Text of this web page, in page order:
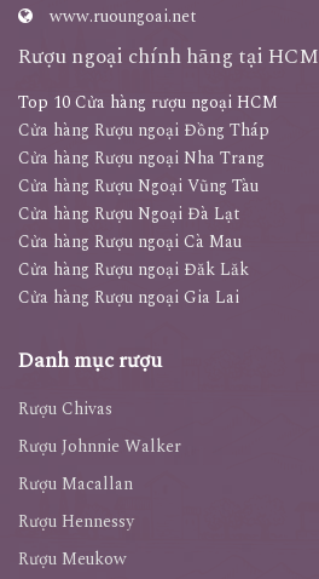
www.ruoungoai.net
Rượu ngoại chính hãng tại HCM
Top 10 Cửa hàng rượu ngoại HCM
Cửa hàng Rượu ngoại Đồng Tháp
Cửa hàng Rượu ngoại Nha Trang
Cửa hàng Rượu Ngoại Vũng Tàu
Cửa hàng Rượu Ngoại Đà Lạt
Cửa hàng Rượu ngoại Cà Mau
Cửa hàng Rượu ngoại Đăk Lăk
Cửa hàng Rượu ngoại Gia Lai
Danh mục rượu
Rượu Chivas
Rượu Johnnie Walker
Rượu Macallan
Rượu Hennessy
Rượu Meukow